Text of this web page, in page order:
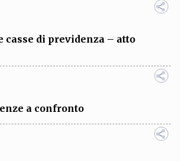
casse di previdenza – atto
a confronto